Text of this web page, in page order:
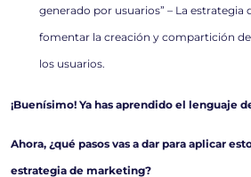
generado por usuarios” – La
fomentar la creación y compartición
los usuarios.
¡Buenísimo! Ya has aprendido el lenguaje
Ahora, ¿qué pasos vas a dar para aplicar
estrategia de marketing?